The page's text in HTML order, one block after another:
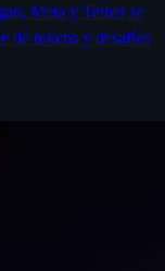
Meta y Tether se
de tokens y desafíos